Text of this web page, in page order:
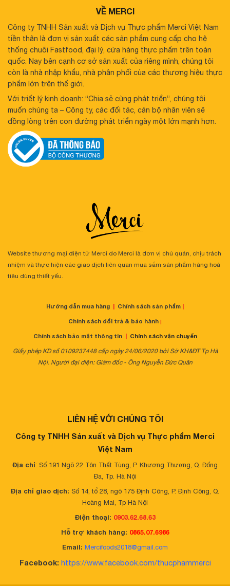
VỀ MERCI
Công ty TNHH Sản xuất và Dịch vụ Thực phẩm Merci Việt Nam
tiền thân là đơn vị sản xuất các sản phẩm cung cấp cho hệ
thống chuỗi Fastfood, đại lý, cửa hàng thực phẩm trên toàn
quốc. Nay bên cạnh cơ sở sản xuất của riêng mình, chúng tôi
còn là nhà nhập khẩu, nhà phân phối của các thương hiệu thực
phẩm lớn trên thế giới.
Với triết lý kinh doanh: “Chia sẻ cùng phát triển”, chúng tôi
muốn chúng ta – Công ty, các đối tác, cán bộ nhân viên sẽ
đồng lòng trên con đường phát triển ngày một lớn mạnh hơn.
Website thương mại điện tử Merci do Merci là đơn vị chủ quản, chịu trách
nhiệm và thực hiện các giao dịch liên quan mua sắm sản phẩm hàng hoá
tiêu dùng thiết yếu.
Hướng dẫn mua hàng Chính sách sản phẩm
Chính sách đổi trả & bảo hành |
Chính sách bảo mật thông tin| Chính sách vận chuyển
Giấy phép KD số 0109237448 cấp ngày 24/06/2020 bởi Sở KH&ĐT Tp Hà
Nội. Người đại diện: Giám đốc - Ông Nguyễn Đức Quân
LIÊN HỆ VỚI CHÚNG TÔI
Công ty TNHH Sản xuất và Dịch vụ Thực phẩm Merci
Việt Nam
Địa chỉ: Số 191 Ngõ 22 Tôn Thất Tùng, P. Khương Thượng, Q. Đống
Đa, Tp. Hà Nội
Địa chỉ giao dịch: Số 14, tổ 28, ngõ 175 Định Công, P. Định Công, Q.
Hoàng Mai, Tp Hà Nội
Điện thoại: 0903.62.68.63
Hỗ trợ khách hàng: 0865.07.6986
Email: Mercifoods2018@gmail.com
Facebook: https://www.facebook.com/thucphammerci